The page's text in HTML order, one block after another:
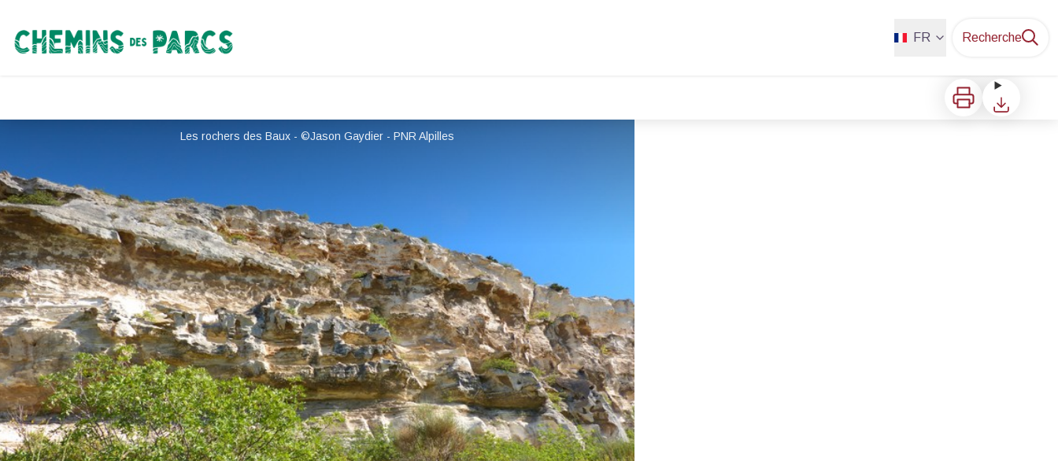
Chemins des Parcs FR Recherche
ImprimerTélécharger
Les rochers des Baux - ©Jason Gaydier - PNR Alpilles